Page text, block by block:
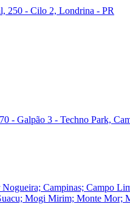
250 - Cilo 2, Londrina - PR
- Galpão 3 - Techno Park,
Campinas; Campo
Mogi Mirim; Monte Mor;